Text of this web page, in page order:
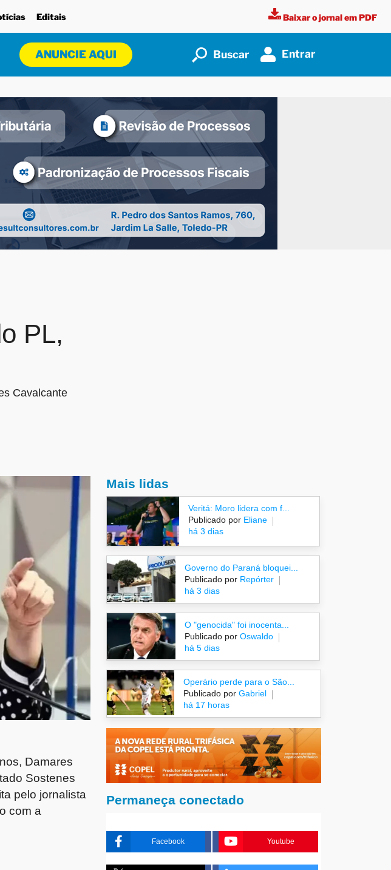
Editais Baixar o jornal em PDF
ANUNCIE AQUI Buscar Entrar
PL,
Cavalcante
Damares
Sostenes
pelo jornalista
com a
Mais lidas
Veritá: Moro lidera com f...
Publicado porEliane
há 3 dias
Governo do Paraná bloquei...
Publicado por Repórter
há 3 dias
O "genocida" foi inocenta...
Publicado por Oswaldo
há 5 dias
Operário perde para o São...
Publicado por Gabriel
há 17 horas
Permaneça conectado
Facebook Youtube